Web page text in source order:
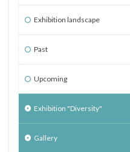
Exhibition landscape
Past
Upcoming
Exhibition "Diversity"
Gallery